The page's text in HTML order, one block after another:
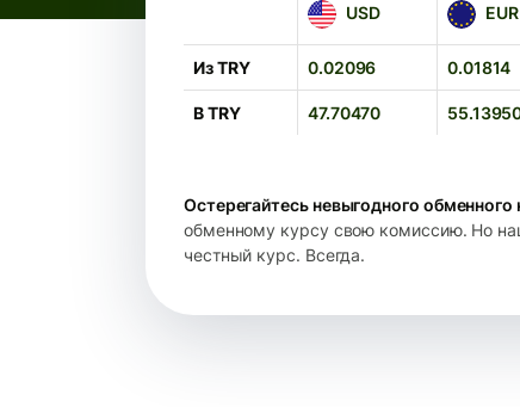
USD
USD EUR
EUR
Из TRY 0.02096 0.01814
В TRY 47.70470
Остерегайтесь невыгодного обменного
обменному курсу свою комиссию. Но
честный курс. Всегда.